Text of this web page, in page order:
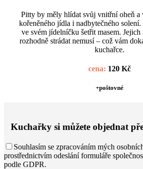
Pitty by měly hlídat svůj vnitřní oheň a
kořeněného jídla i nadbytečného
ve svém jídelníčku šetřit masem.
rozhodně strádat nemusí – což vám
kuchařce.
cena: 120 Kč
+poštovné
Kuchařky si můžete objednat
Souhlasím se zpracováním mých
prostřednictvím odeslání formuláře
podle GDPR.